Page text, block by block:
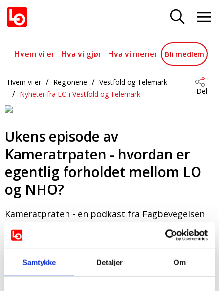
Samtykke Detaljer Om
Ukens episode av
Gå til hovedinnhold
Gå til navigasjon
Hvem vi er Hva vi gjør Hva vi mener Bli medlem
Hvem vi er Regionene
Vestfold og Telemark
Nyheter fra LO i Vestfold og Telemark
Del
Ukens episode av
Kameratrpaten - hvordan er
egentlig forholdet mellom LO
og NHO?
Kameratpraten - en podkast fra Fagbevegelsen
har denne uken tatt en prat med Irene Borier
Haukedal, regionleder i LO Vestfold og Telemark
og Kristin Saga, regiondirektør i NHO Vestfold og
Telemark